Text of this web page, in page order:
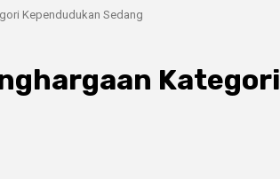
Kependudukan Sedang
Kategori